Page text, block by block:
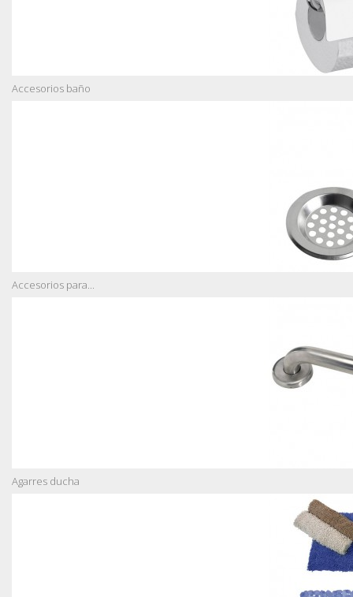
Accesorios baño
Accesorios para...
Agarres ducha